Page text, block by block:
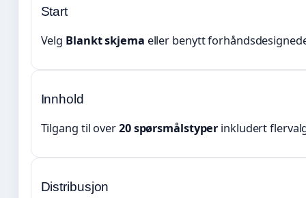
Start
Velg Blankt skjema eller benytt
Innhold
Tilgang til over20 spørsmålstyper inkludert
Distribusjon